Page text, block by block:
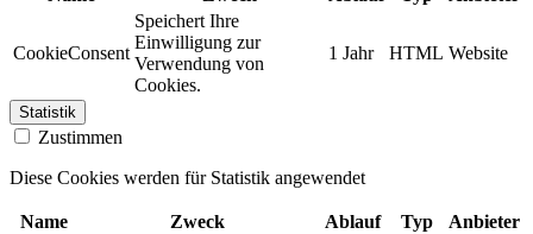
CookieConsent
Speichert Ihre
Einwilligung zur
Verwendung von
Cookies.
1 Jahr HTML Website
Statistik
Zustimmen
Diese Cookies werden für Statistik angewendet
Name Zweck Ablauf Typ
Anbieter